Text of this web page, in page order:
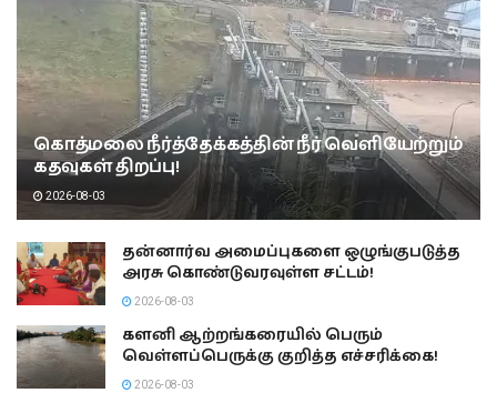
கொத்மலை நீர்த்தேக்கத்தின் நீர் வெளியேற்றும்
கதவுகள் திறப்பு!
2026-08-03
தன்னார்வ அமைப்புகளை ஒழுங்குபடுத்த
அரசு கொண்டுவரவுள்ள சட்டம்!
2026-08-03
களனி ஆற்றங்கரையில் பெரும்
வெள்ளப்பெருக்கு குறித்த எச்சரிக்கை!
2026-08-03